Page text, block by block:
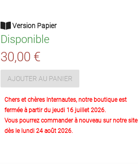
Version Papier
Disponible
30,00 €
AJOUTER AU PANIER
Chers et chères Internautes, notre boutique est
fermée à partir du jeudi 16 juillet 2026.
Vous pourrez commander à nouveau sur notre site
dès le lundi 24 août 2026.